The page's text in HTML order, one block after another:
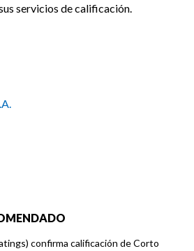
servicios de calificación.
confirma calificación de Corto